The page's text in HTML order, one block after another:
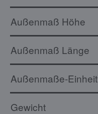
Außenmaß Höhe
Außenmaß Länge
Außenmaße-Einheit
Gewicht